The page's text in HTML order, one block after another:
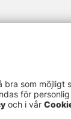
bra som möjligt
för
och i vår